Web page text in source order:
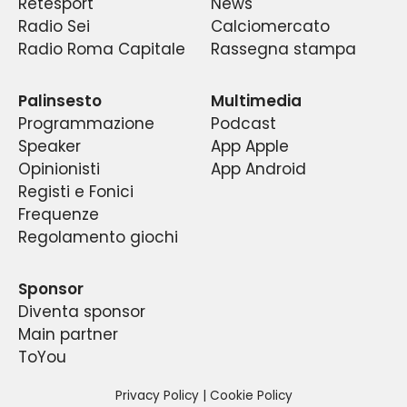
lo riguardano.
del giornalismo locale e nazionale, in un
continuo dibattito fra pubblico e addetti ai
lavori, fra esperti e tifosi di tutte le età ed
e costante dei dati di ascolto e degli indici di
gradimento di quello che è diventato un
fenomeno di costume nella capitale e la prima
Radio Sei
Radio Roma Capitale
Calciomercato
Rassegna stampa
Palinsesto
Programmazione
Speaker
Opinionisti
Registi e Fonici
Frequenze
Regolamento giochi
Multimedia
Podcast
App Apple
App Android
Sponsor
Diventa sponsor
Main partner
ToYou
Privacy Policy| Cookie Policy